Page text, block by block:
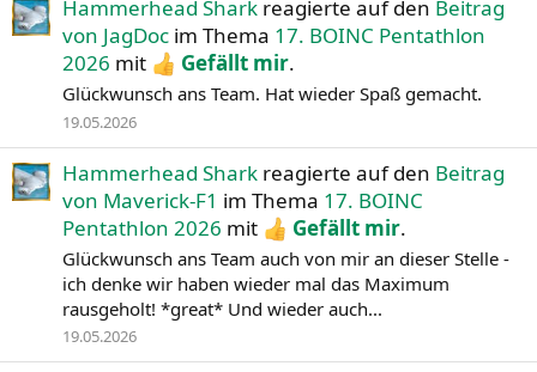
Hammerhead Shark reagierte auf den Beitrag
von JagDoc im Thema 17. BOINC Pentathlon
2026 mit Gefällt mir.
Glückwunsch ans Team. Hat wieder Spaß gemacht.
19.05.2026
Hammerhead Shark reagierte auf den Beitrag
von Maverick-F1 im Thema 17. BOINC
Pentathlon 2026 mit Gefällt mir.
Glückwunsch ans Team auch von mir an dieser Stelle -
ich denke wir haben wieder mal das Maximum
rausgeholt! *great* Und wieder auch...
19.05.2026